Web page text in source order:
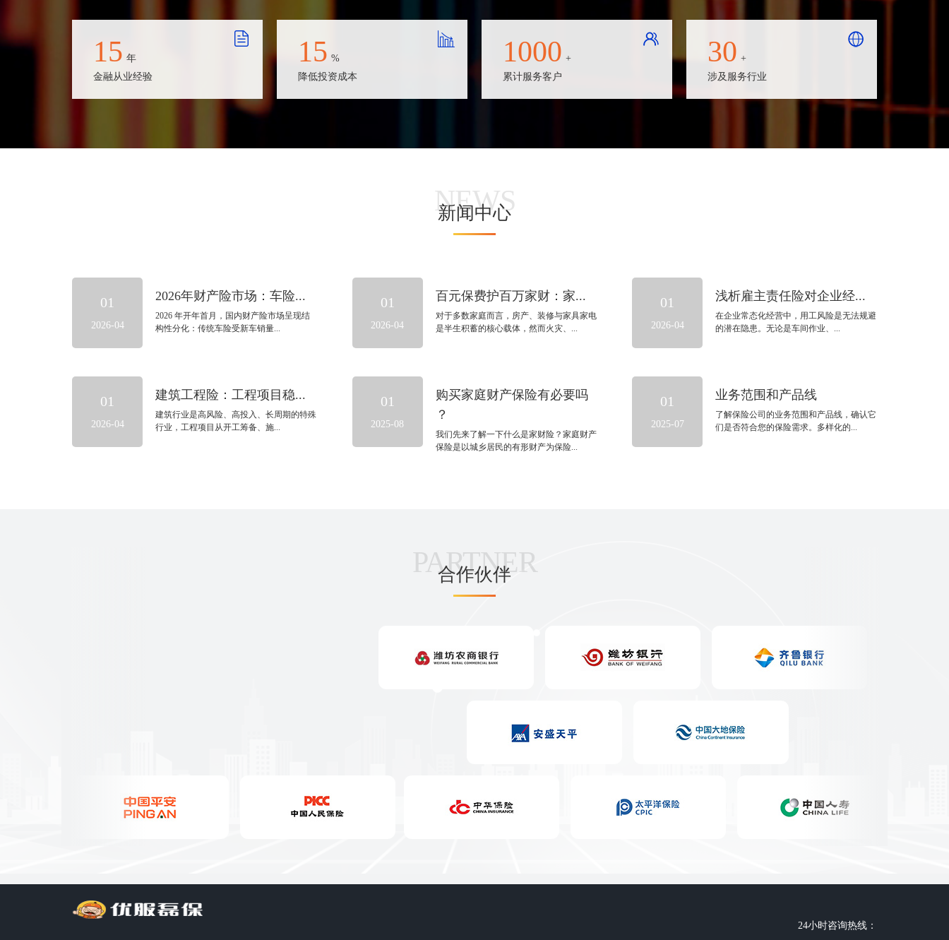
15 年
金融从业经验
15 %
降低投资成本
1000 +
累计服务客户
30 +
涉及服务行业
NEWS
新闻中心
01
2026-04
2026年财产险市场：车险...
2026 年开年首月，国内财产险市场呈现结
构性分化：传统车险受新车销量...
01
2026-04
百元保费护百万家财：家...
对于多数家庭而言，房产、装修与家具家电
是半生积蓄的核心载体，然而火灾、...
01
2026-04
浅析雇主责任险对企业经...
在企业常态化经营中，用工风险是无法规避
的潜在隐患。无论是车间作业、...
01
2026-04
建筑工程险：工程项目稳...
建筑行业是高风险、高投入、长周期的特殊
行业，工程项目从开工筹备、施...
01
2025-08
购买家庭财产保险有必要吗
？
我们先来了解一下什么是家财险？家庭财产
保险是以城乡居民的有形财产为保险...
01
2025-07
业务范围和产品线
了解保险公司的业务范围和产品线，确认它
们是否符合您的保险需求。多样化的...
PARTNER
合作伙伴
24小时咨询热线：